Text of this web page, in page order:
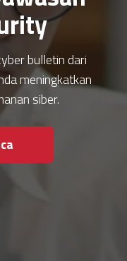
bulletin dari
meningkatkan
siber.